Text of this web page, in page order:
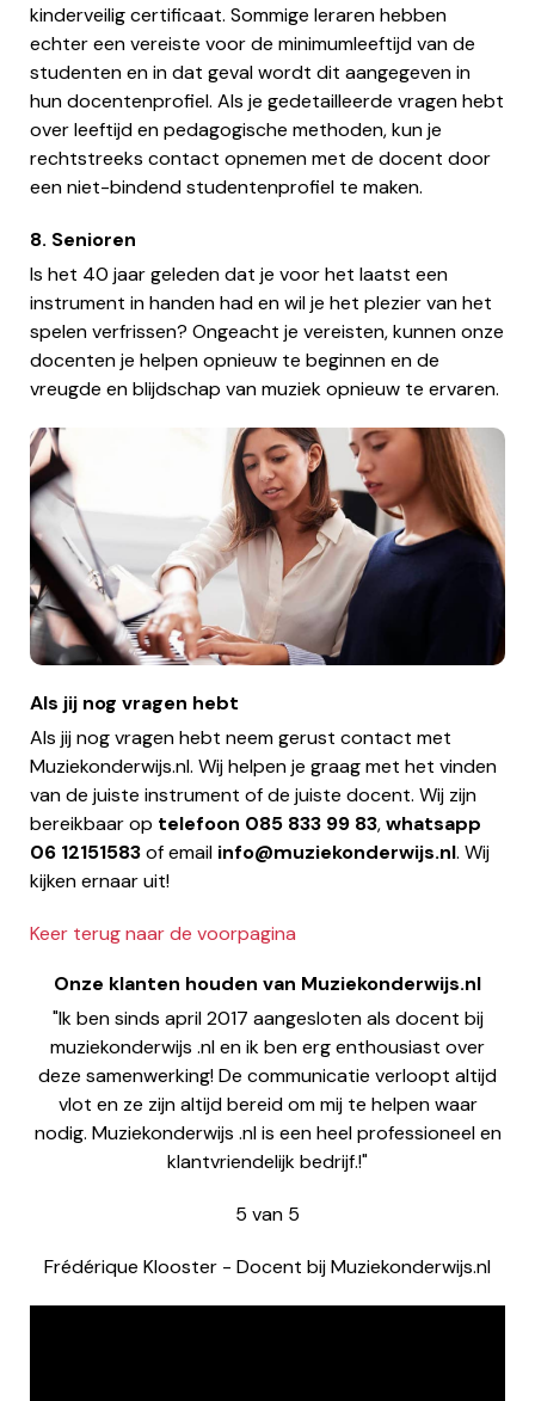
kinderveilig certificaat. Sommige leraren hebben
echter een vereiste voor de minimumleeftijd van de
studenten en in dat geval wordt dit aangegeven in
hun docentenprofiel. Als je gedetailleerde vragen hebt
over leeftijd en pedagogische methoden, kun je
rechtstreeks contact opnemen met de docent door
een niet-bindend studentenprofiel te maken.
8. Senioren
Is het 40 jaar geleden dat je voor het laatst een
instrument in handen had en wil je het plezier van het
spelen verfrissen? Ongeacht je vereisten, kunnen onze
docenten je helpen opnieuw te beginnen en de
vreugde en blijdschap van muziek opnieuw te ervaren.
Als jij nog vragen hebt
Als jij nog vragen hebt neem gerust contact met
Muziekonderwijs.nl. Wij helpen je graag met het vinden
van de juiste instrument of de juiste docent. Wij zijn
bereikbaar op telefoon 085 833 99 83,whatsapp
06 12151583of email info@muziekonderwijs.nl. Wij
kijken ernaar uit!
Keer terug naar de voorpagina
Onze klanten houden van Muziekonderwijs.nl
"Ik ben sinds april 2017 aangesloten als docent bij
muziekonderwijs .nl en ik ben erg enthousiast over
deze samenwerking! De communicatie verloopt altijd
vlot en ze zijn altijd bereid om mij te helpen waar
nodig. Muziekonderwijs .nl is een heel professioneel en
klantvriendelijk bedrijf.!"
5 van 5
Frédérique Klooster - Docent bij Muziekonderwijs.nl